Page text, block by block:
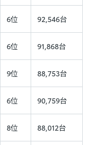
6位 92,546台
6位 91,868台
9位 88,753台
6位 90,759台
8位 88,012台